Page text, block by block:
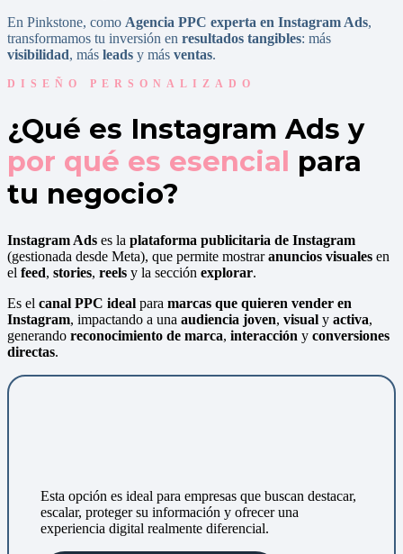
En Pinkstone, como Agencia PPC experta en Instagram Ads,
transformamos tu inversión en resultados tangibles: más
visibilidad, más leads y más ventas.
DISEÑO PERSONALIZADO
¿Qué es Instagram Ads y
por qué es esencial para
tu negocio?
Instagram Ads es la plataforma publicitaria de Instagram
(gestionada desde Meta), que permite mostraranuncios visuales en
el feed, stories, reels y la sección explorar.
Es el canal PPC ideal para marcas que quieren vender en
Instagram, impactando a una audiencia joven, visual y activa,
generando reconocimiento de marca, interacción y conversiones
directas.
Esta opción es ideal para empresas que buscan destacar,
escalar, proteger su información y ofrecer una
experiencia digital realmente diferencial.